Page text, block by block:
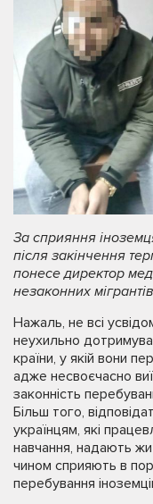
За сприяння
після закінчення
понесе директор
незаконних мігрантів
Нажаль, не всі
неухильно
країни, у якій вони
адже несвоєчасно
законність
Більш того,
українцям, які
навчання, надають
чином сприяють в
перебування